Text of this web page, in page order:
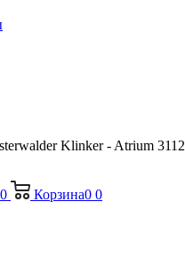
Klinker - Atrium
0 Корзина0 0